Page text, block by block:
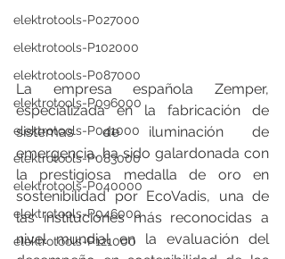
elektrotools-P027000
elektrotools-P102000
elektrotools-P087000
elektrotools-P096000
elektrotools-P041000
elektrotools-P083000
elektrotools-P040000
elektrotools-P046000
elektrotools-P121000
La empresa española Zemper,
especializada en la fabricación de
sistemas de iluminación de
emergencia, ha sido galardonada con
la prestigiosa medalla de oro en
sostenibilidad por EcoVadis, una de
las instituciones más reconocidas a
nivel mundial en la evaluación del